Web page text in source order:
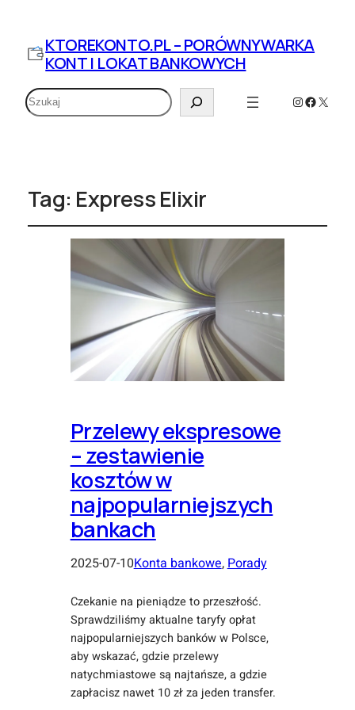
KTOREKONTO.PL – PORÓWNYWARKA
KONT I LOKAT BANKOWYCH
Szukaj Instagram
X
Tag: Express Elixir
Przelewy ekspresowe
– zestawienie
kosztów w
najpopularniejszych
bankach
2025-07-10Konta bankowe, Porady
Czekanie na pieniądze to przeszłość.
Sprawdziliśmy aktualne taryfy opłat
najpopularniejszych banków w Polsce,
aby wskazać, gdzie przelewy
natychmiastowe są najtańsze, a gdzie
zapłacisz nawet 10 zł za jeden transfer.